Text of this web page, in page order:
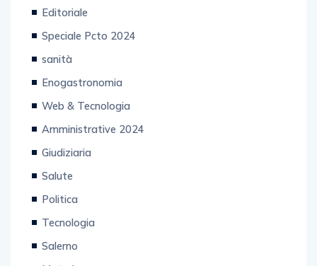
Editoriale
Speciale Pcto 2024
sanità
Enogastronomia
Web & Tecnologia
Amministrative 2024
Giudiziaria
Salute
Politica
Tecnologia
Salerno